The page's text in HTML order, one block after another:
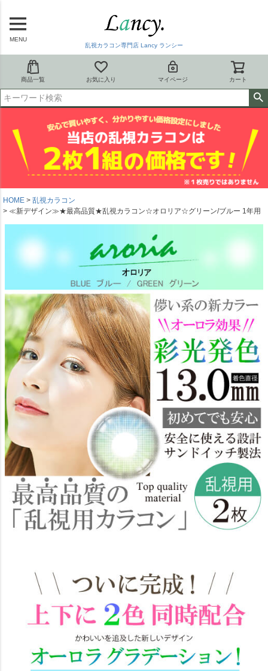
MENU
乱視カラコン専門店 Lancy ランシー
商品一覧 お気に入り マイページ カート
HOME
乱視カラコン
≪新デザイン≫★最高品質★乱視カラコン☆オロリア☆グリーン/ブルー 1年用